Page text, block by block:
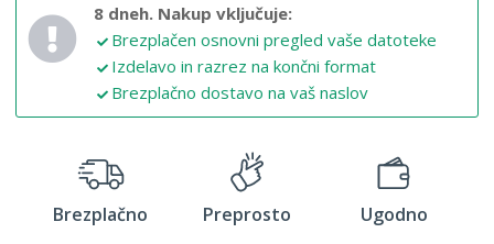
8 dneh. Nakup vključuje:
Brezplačen osnovni pregled vaše datoteke
Izdelavo in razrez na končni format
Brezplačno dostavo na vaš naslov
Brezplačno Preprosto Ugodno